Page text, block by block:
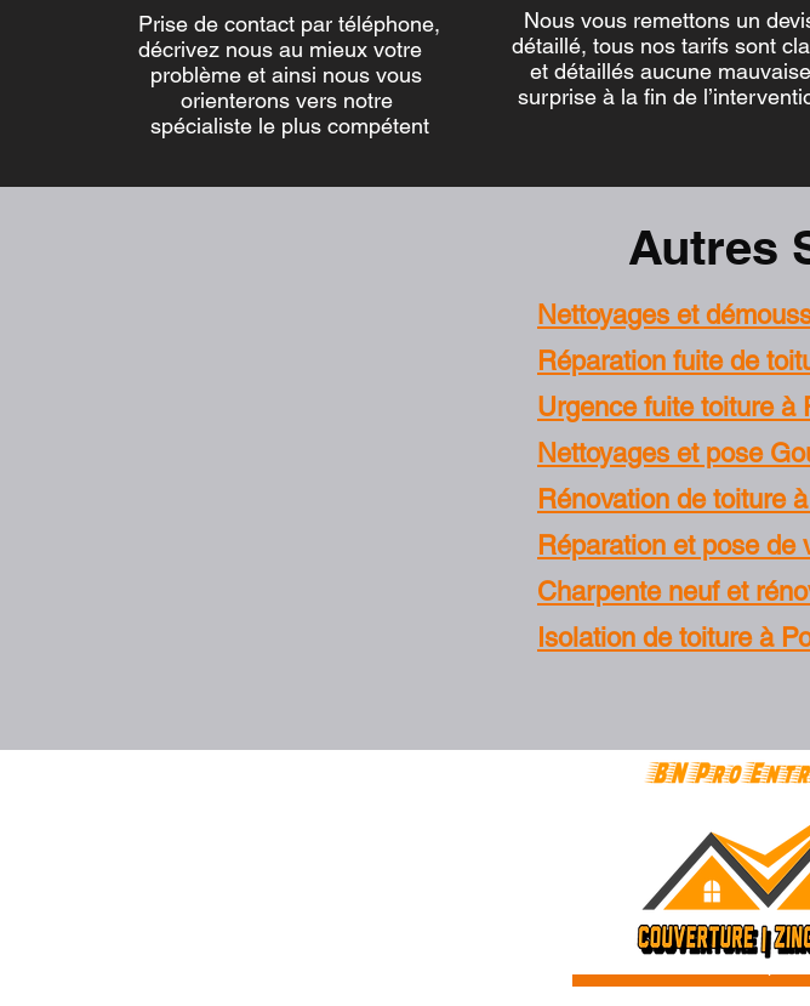
Prise de contact par téléphone,
décrivez nous au mieux votre
problème et ainsi nous vous
orienterons vers notre
spécialiste le plus compétent
Nous vous remettons un
détaillé, tous nos tarifs sont
et détaillés aucune
surprise à la fin de
Autres
Nettoyages et
Réparation fuite de
Urgence fuite toiture à
Nettoyages et pose
Rénovation de toiture
Réparation et pose de
Charpente neuf et
Isolation de toiture à